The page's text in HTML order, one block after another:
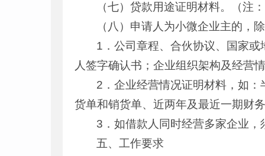
（七）贷款用途证明材料。（注
（八）申请人为小微企业主的，
1．公司章程、合伙协议、国家
人签字确认书；企业组织架构及经营
2．企业经营情况证明材料，如
货单和销货单、近两年及最近一期财
3．如借款人同时经营多家企业
五、工作要求